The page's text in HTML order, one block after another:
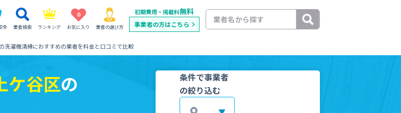
全 業者検索 ランキング
0
お気に入り 業者の選び方
初期費用・掲載料無料
事業者の方はこちら
洗濯機清掃におすすめの業者を料金と口コミで比較
ケ谷区の
条件で事業者
の絞り込む